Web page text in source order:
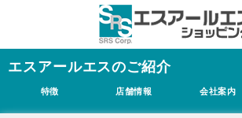
エスアールエスのご紹介
特徴 店舗情報 会社案内